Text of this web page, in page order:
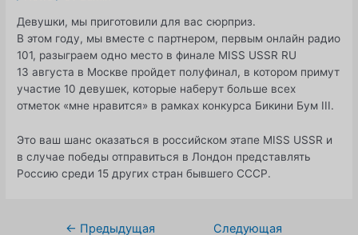
Девушки, мы приготовили для вас сюрприз.
В этом году, мы вместе с партнером, первым онлайн радио
101, разыграем одно место в финале MISS USSR RU
13 августа в Москве пройдет полуфинал, в котором примут
участие 10 девушек, которые наберут больше всех
отметок «мне нравится» в рамках конкурса Бикини Бум III.
Это ваш шанс оказаться в российском этапе MISS USSR и
в случае победы отправиться в Лондон представлять
Россию среди 15 других стран бывшего СССР.
Навигация
← Предыдущая Следующая